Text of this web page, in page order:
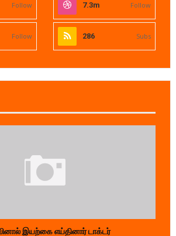
Follow 7.3m Follow
Follow 286 Subs
இயற்கை எய்தினார் டாக்டர்